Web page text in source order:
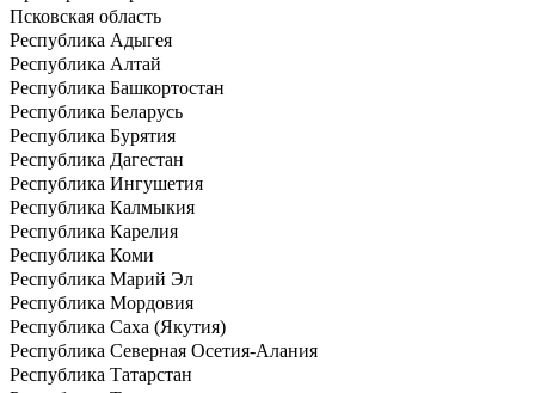
Псковская область
Республика Адыгея
Республика Алтай
Республика Башкортостан
Республика Беларусь
Республика Бурятия
Республика Дагестан
Республика Ингушетия
Республика Калмыкия
Республика Карелия
Республика Коми
Республика Марий Эл
Республика Мордовия
Республика Саха (Якутия)
Республика Северная Осетия-Алания
Республика Татарстан